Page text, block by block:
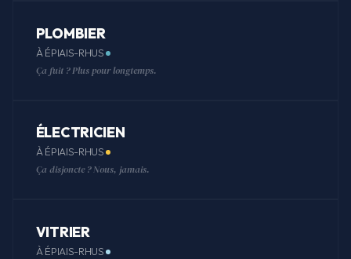
PLOMBIER
À ÉPIAIS-RHUS
Ça fuit ? Plus pour longtemps.
ÉLECTRICIEN
À ÉPIAIS-RHUS
Ça disjoncte ? Nous, jamais.
VITRIER
À ÉPIAIS-RHUS